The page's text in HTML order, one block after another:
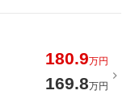
180.9万円
169.8万円